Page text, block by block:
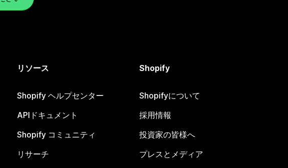
リソース
Shopify ヘルプセンター
APIドキュメント
Shopify コミュニティ
リサーチ
Shopify
Shopifyについて
採用情報
投資家の皆様へ
プレスとメディア